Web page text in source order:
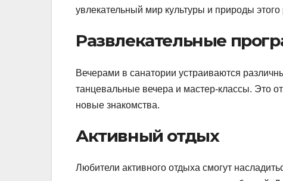
увлекательный мир культуры и природы этого
Развлекательные
Вечерами в санатории устраиваются
танцевальные вечера и мастер-классы. Это
новые знакомства.
Активный отдых
Любители активного отдыха смогут